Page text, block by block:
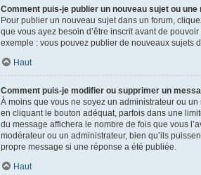
Comment puis-je publier un nouveau sujet ou une
Pour publier un nouveau sujet dans un forum,
que vous ayez besoin d’être inscrit avant de
exemple : vous pouvez publier de nouveaux sujets
Haut
Comment puis-je modifier ou supprimer un
À moins que vous ne soyez un administrateur ou
en cliquant le bouton adéquat, parfois dans une
du message affichera le nombre de fois que vous
modérateur ou un administrateur, bien qu’ils
propre message si une réponse a été publiée.
Haut